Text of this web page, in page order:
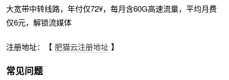
大宽带中转线路，年付仅72¥，每月含60G高速流量，平均月费
仅6元，解锁流媒体
注册地址：【 肥猫云注册地址 】
常见问题